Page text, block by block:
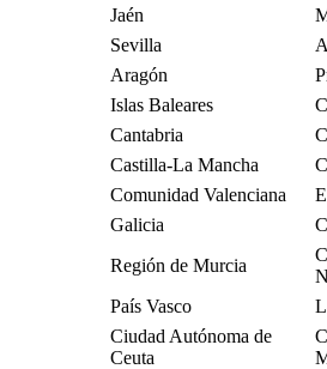
Jaén
Sevilla
Aragón
Islas Baleares
Cantabria
Castilla-La Mancha
Comunidad Valenciana
Galicia
Región de Murcia
País Vasco
Ciudad Autónoma de
Ceuta